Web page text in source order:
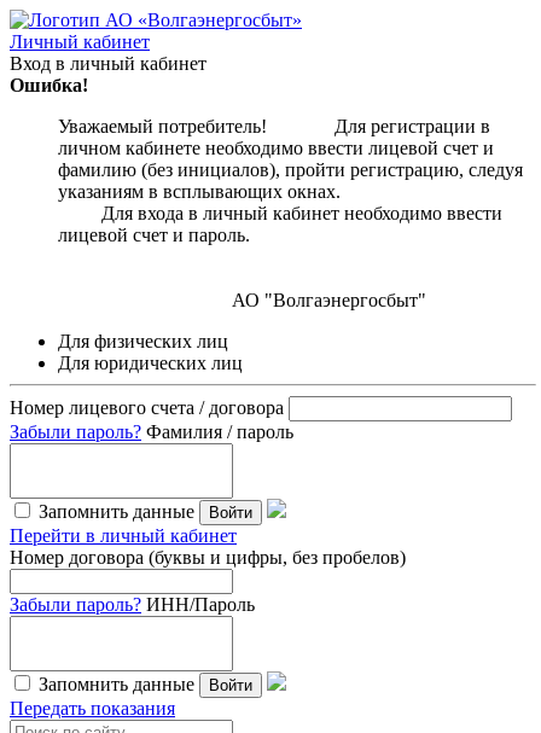
Личный кабинет
Вход в личный кабинет
Ошибка!
Уважаемый потребитель! Для регистрации в
личном кабинете необходимо ввести лицевой счет и
фамилию (без инициалов), пройти регистрацию, следуя
указаниям в всплывающих окнах.
Для входа в личный кабинет необходимо ввести
лицевой счет и пароль.
АО "Волгаэнергосбыт"
Для физических лиц
Для юридических лиц
Номер лицевого счета / договора
Забыли пароль? Фамилия / пароль
Запомнить данные Войти
Перейти в личный кабинет
Номер договора (буквы и цифры, без пробелов)
Забыли пароль? ИНН/Пароль
Запомнить данные Войти
Передать показания